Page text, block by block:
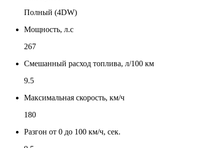
Полный (4DW)
Мощность, л.с
267
Смешанный расход топлива, л/100 км
9.5
Максимальная скорость, км/ч
180
Разгон от 0 до 100 км/ч, сек.